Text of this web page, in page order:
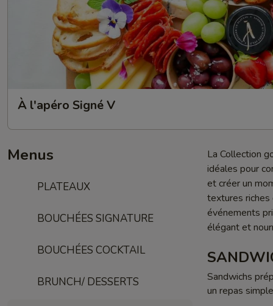
À l'apéro Signé V
Menus
PLATEAUX
BOUCHÉES SIGNATURE
BOUCHÉES COCKTAIL
BRUNCH/ DESSERTS
La Collection
idéales pour
et créer un
textures riches
événements
élégant et
Sandwichs
un repas